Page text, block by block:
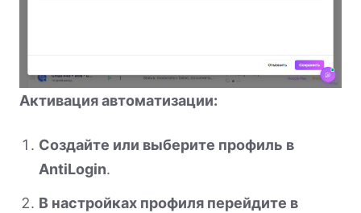
Активация автоматизации:
Создайте или выберите профиль в
AntiLogin.
В настройках профиля перейдите в